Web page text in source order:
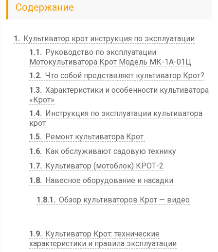
Содержание
1
Культиватор крот инструкция по эксплуатации
1.1
Руководство по эксплуатации
Мотокультиватора Крот Модель МК-1А-01Ц
1.2 Что собой представляет культиватор Крот?
1.3 Характеристики и особенности культиватора
«Крот»
1.4
Инструкция по эксплуатации культиватора
крот
1.5
Ремонт культиватора Крот.
1.6
Как обслуживают садовую технику
1.7
Культиватор (мотоблок) КРОТ-2
1.8
Навесное оборудование и насадки
1.8.1 Обзор культиваторов Крот — видео
1.9
Культиватор Крот: технические
характеристики и правила эксплуатации